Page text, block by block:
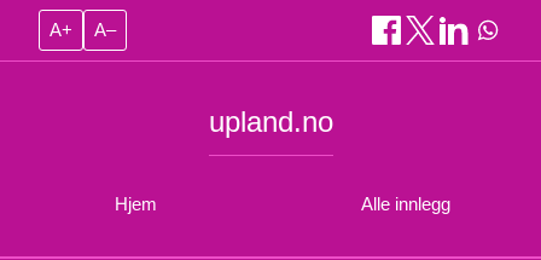
A+ A–
Hjem
upland.no
Alle innlegg